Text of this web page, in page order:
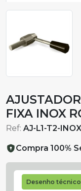
FIXA INOX
Ref: AJ-L1-T2-INOX
Compra 100%
Desenho técnico